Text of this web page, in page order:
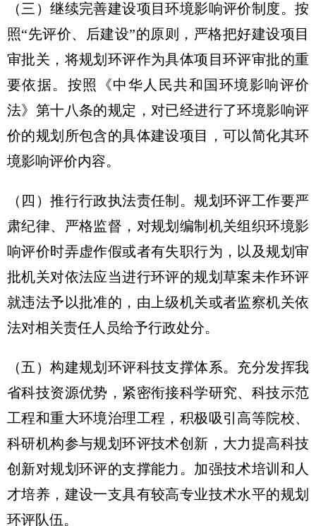
（三）继续完善建设项目环境影响评价制度。按
照“先评价、后建设”的原则，严格把好建设项目
审批关，将规划环评作为具体项目环评审批的重
要依据。按照《中华人民共和国环境影响评价
法》第十八条的规定，对已经进行了环境影响评
价的规划所包含的具体建设项目，可以简化其环
境影响评价内容。
（四）推行行政执法责任制。规划环评工作要严
肃纪律、严格监督，对规划编制机关组织环境影
响评价时弄虚作假或者有失职行为，以及规划审
批机关对依法应当进行环评的规划草案未作环评
就违法予以批准的，由上级机关或者监察机关依
法对相关责任人员给予行政处分。
（五）构建规划环评科技支撑体系。充分发挥我
省科技资源优势，紧密衔接科学研究、科技示范
工程和重大环境治理工程，积极吸引高等院校、
科研机构参与规划环评技术创新，大力提高科技
创新对规划环评的支撑能力。加强技术培训和人
才培养，建设一支具有较高专业技术水平的规划
环评队伍。